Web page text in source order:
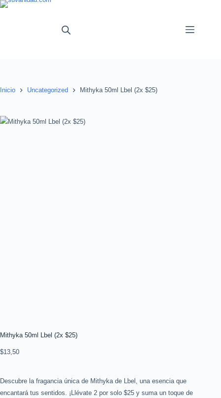
Saltar
Inicio Uncategorized Mithyka 50ml Lbel (2x $25)
Mithyka 50ml Lbel (2x $25)
$13,50
Descubre la fragancia única de Mithyka de Lbel, una esencia que
encantará tus sentidos. ¡Llévate 2 por solo $25 y suma un toque de